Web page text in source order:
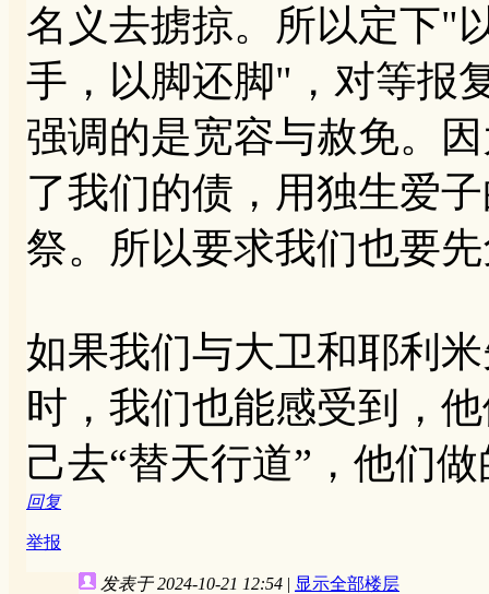
名义去掳掠。所以定下"
手，以脚还脚"，对等报
强调的是宽容与赦免。
了我们的债，用独生爱
祭。所以要求我们也要
如果我们与大卫和耶利
时，我们也能感受到，
己去“替天行道”，他们
回复
举报
发表于 2024-10-21 12:54 | 显示全部楼层